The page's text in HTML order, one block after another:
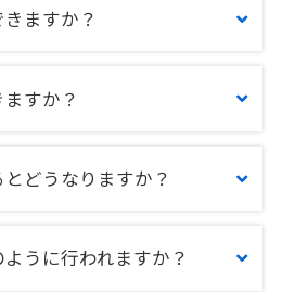
ますか？
すか？
どうなりますか？
うに行われますか？